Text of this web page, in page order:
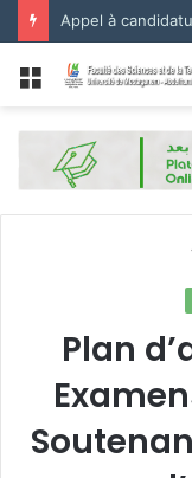
Menu
Plan